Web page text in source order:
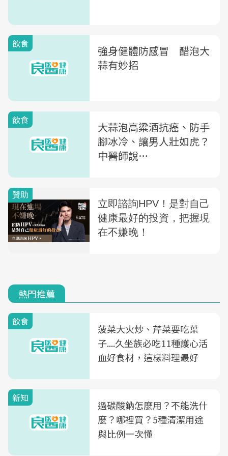
飲食
強身健體防感冒 醋泡大
蒜有妙招
飲食
大蒜泡高粱酒抗癌、防手
腳冰冷、讓男人壯如虎？
中醫師說…
熱門推薦
飲食
菠菜大火炒、芹菜要吃葉
子....久坐族必吃11種護心活
血好食材，這樣料理最好
新知
過碳酸鈉怎麼用？不能洗什
麼？哪裡買？5種清潔用途
與比例一次懂